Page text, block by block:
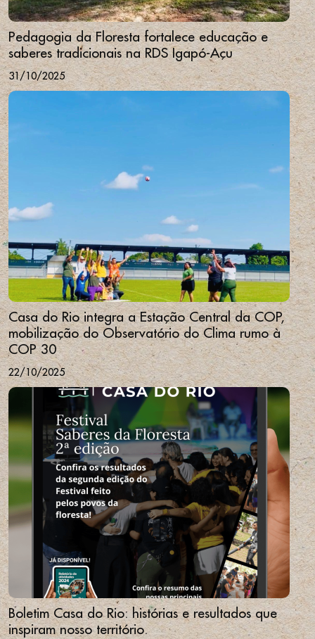
Pedagogia da Floresta fortalece educação e
saberes tradicionais na RDS Igapó-Açu
31/10/2025
Casa do Rio integra a Estação Central da COP,
mobilização do Observatório do Clima rumo à
COP 30
22/10/2025
Boletim Casa do Rio: histórias e resultados que
inspiram nosso território.